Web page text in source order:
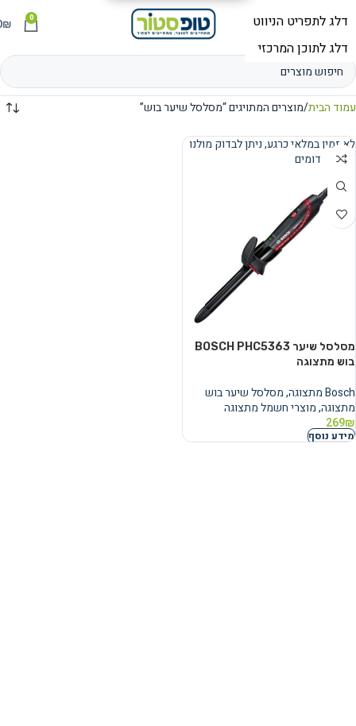
תפריט 0
₪
עמוד הבית מוצרים המתויגים “מסלסל שיער בוש”
נמכר
לא זמין במלאי כרגע, ניתן לבדוק מולנו
מוצרים דומים
מסלסל שיער BOSCH PHC5363
בוש מתצוגה
Bosch מתצוגה ,מסלסל שיער בוש
מתצוגה,מוצרי חשמל מתצוגה
269₪
מידע נוסף